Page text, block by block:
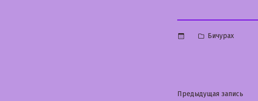
Опубликовано
Бичурах
Навигация
Предыдущая запись